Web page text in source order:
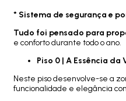
* Sistema de segurança e
Tudo foi pensado para
e conforto durante todo o ano.
Piso 0 | A Essência
Neste piso desenvolve-se a
funcionalidade e elegância